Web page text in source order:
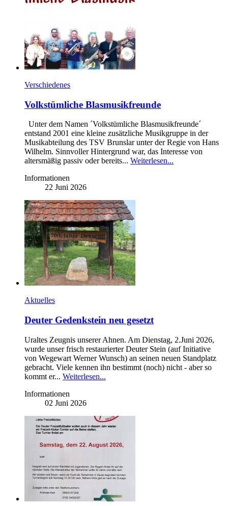
Verschiedenes
Volkstümliche Blasmusikfreunde
Unter dem Namen ´Volkstümliche Blasmusikfreunde´
entstand 2001 eine kleine zusätzliche Musikgruppe in der
Musikabteilung des TSV Brunslar unter der Regie von Hans
Wilhelm. Sinnvoller Hintergrund war, das Interesse von
altersmäßig passiv oder bereits... Weiterlesen...
Informationen
22 Juni 2026
Aktuelles
Deuter Gedenkstein neu gesetzt
Uraltes Zeugnis unserer Ahnen. Am Dienstag, 2.Juni 2026,
wurde unser frisch restaurierter Deuter Stein (auf Initiative
von Wegewart Werner Wunsch) an seinen neuen Standplatz
gebracht. Viele kennen ihn bestimmt (noch) nicht - aber so
kommt er... Weiterlesen...
Informationen
02 Juni 2026